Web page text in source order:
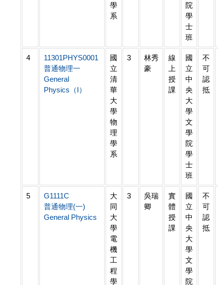
學
系
院
學
士
班
4
11301PHYS0001
普通物理一
General
Physics（I）
國
立
清
華
大
學
物
理
學
系
3
林秀
豪
線
上
授
課
國
立
中
央
大
學
文
學
院
學
士
班
不
可
認
抵
5
G1111C
普通物理(一)
General Physics
大
同
大
學
電
機
工
程
學
3
吳瑞
卿
實
體
授
課
國
立
中
央
大
學
文
學
院
不
可
認
抵